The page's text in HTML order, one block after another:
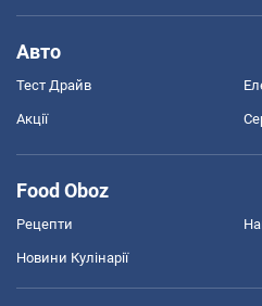
Авто
Тест Драйв
Акції
Food Oboz
Рецепти
Новини Кулінарії